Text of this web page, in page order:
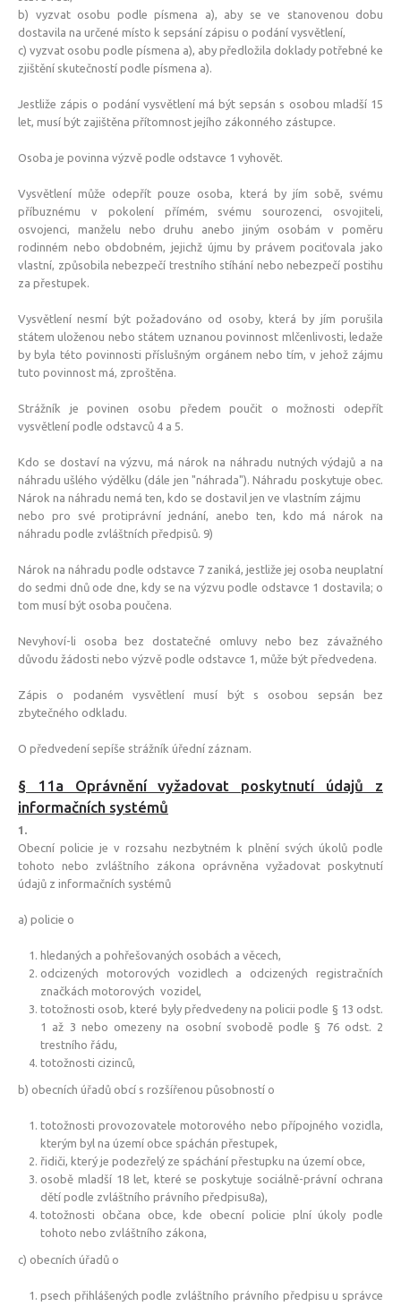
POVINNOSTI STRÁŽNÍKŮ
USTROJENOST STRÁŽNÍKŮ
MP RADÍ
KAMEROVÝ SYSTÉM
DOHLED NAD DOMOVEM
ZPRAVODAJ
KONTAKT NA PREVENTISTU
AKTIVITY
AKTIVITY PRO DĚTI
AKTIVITY PRO SENIORY
PROGRAMY PRO ŠKOLY
VIDEO
KONTAKT
b) vyzvat osobu podle písmena a), aby se ve stanovenou dobu
dostavila na určené místo k sepsání zápisu o podání vysvětlení,
c) vyzvat osobu podle písmena a), aby předložila doklady potřebné ke
zjištění skutečností podle písmena a).
Jestliže zápis o podání vysvětlení má být sepsán s osobou mladší 15
let, musí být zajištěna přítomnost jejího zákonného zástupce.
Osoba je povinna výzvě podle odstavce 1 vyhovět.
Vysvětlení může odepřít pouze osoba, která by jím sobě, svému
příbuznému v pokolení přímém, svému sourozenci, osvojiteli,
osvojenci, manželu nebo druhu anebo jiným osobám v poměru
rodinném nebo obdobném, jejichž újmu by právem pociťovala jako
vlastní, způsobila nebezpečí trestního stíhání nebo nebezpečí postihu
za přestupek.
Vysvětlení nesmí být požadováno od osoby, která by jím porušila
státem uloženou nebo státem uznanou povinnost mlčenlivosti, ledaže
by byla této povinnosti příslušným orgánem nebo tím, v jehož zájmu
tuto povinnost má, zproštěna.
Strážník je povinen osobu předem poučit o možnosti odepřít
vysvětlení podle odstavců 4 a 5.
Kdo se dostaví na výzvu, má nárok na náhradu nutných výdajů a na
náhradu ušlého výdělku (dále jen "náhrada"). Náhradu poskytuje obec.
Nárok na náhradu nemá ten, kdo se dostavil jen ve vlastním zájmu
nebo pro své protiprávní jednání, anebo ten, kdo má nárok na
náhradu podle zvláštních předpisů. 9)
Nárok na náhradu podle odstavce 7 zaniká, jestliže jej osoba neuplatní
do sedmi dnů ode dne, kdy se na výzvu podle odstavce 1 dostavila; o
tom musí být osoba poučena.
Nevyhoví-li osoba bez dostatečné omluvy nebo bez závažného
důvodu žádosti nebo výzvě podle odstavce 1, může být předvedena.
Zápis o podaném vysvětlení musí být s osobou sepsán bez
zbytečného odkladu.
O předvedení sepíše strážník úřední záznam.
§ 11a Oprávnění vyžadovat poskytnutí údajů z
informačních systémů
1.
Obecní policie je v rozsahu nezbytném k plnění svých úkolů podle
tohoto nebo zvláštního zákona oprávněna vyžadovat poskytnutí
údajů z informačních systémů
a) policie o
hledaných a pohřešovaných osobách a věcech,
odcizených motorových vozidlech a odcizených registračních
značkách motorových vozidel,
totožnosti osob, které byly předvedeny na policii podle § 13 odst.
1 až 3 nebo omezeny na osobní svobodě podle § 76 odst. 2
trestního řádu,
totožnosti cizinců,
b) obecních úřadů obcí s rozšířenou působností o
totožnosti provozovatele motorového nebo přípojného vozidla,
kterým byl na území obce spáchán přestupek,
řidiči, který je podezřelý ze spáchání přestupku na území obce,
osobě mladší 18 let, které se poskytuje sociálně-právní ochrana
dětí podle zvláštního právního předpisu8a),
totožnosti občana obce, kde obecní policie plní úkoly podle
tohoto nebo zvláštního zákona,
c) obecních úřadů o
psech přihlášených podle zvláštního právního předpisu u správce